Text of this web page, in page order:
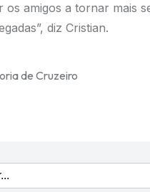
os amigos a tornar mais
diz Cristian.
de Cruzeiro